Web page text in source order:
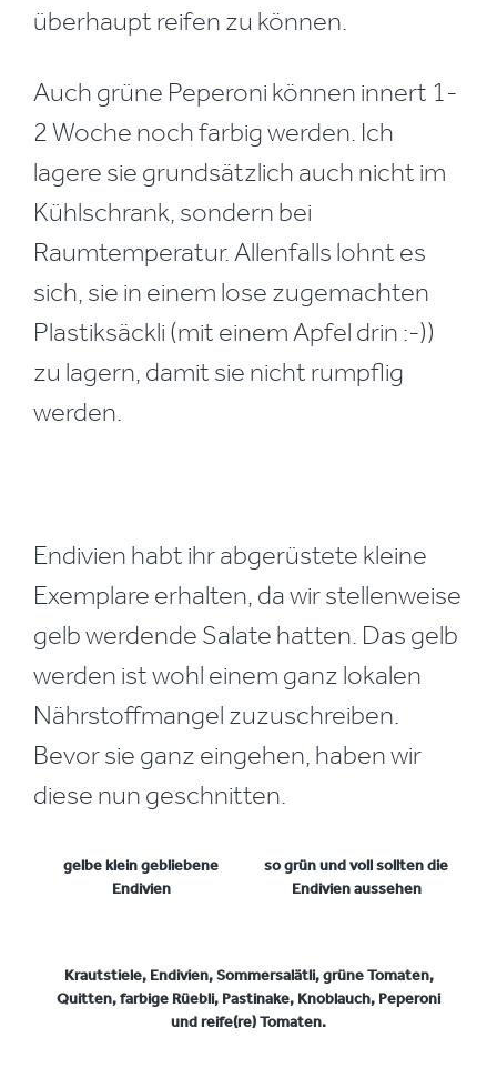
überhaupt reifen zu können.
Auch grüne Peperoni können innert 1-
2 Woche noch farbig werden. Ich
lagere sie grundsätzlich auch nicht im
Kühlschrank, sondern bei
Raumtemperatur. Allenfalls lohnt es
sich, sie in einem lose zugemachten
Plastiksäckli (mit einem Apfel drin :-))
zu lagern, damit sie nicht rumpflig
werden.
Endivien habt ihr abgerüstete kleine
Exemplare erhalten, da wir stellenweise
gelb werdende Salate hatten. Das gelb
werden ist wohl einem ganz lokalen
Nährstoffmangel zuzuschreiben.
Bevor sie ganz eingehen, haben wir
diese nun geschnitten.
gelbe klein gebliebene
Endivien
so grün und voll sollten die
Endivien aussehen
Krautstiele, Endivien, Sommersalätli, grüne Tomaten,
Quitten, farbige Rüebli, Pastinake, Knoblauch, Peperoni
und reife(re) Tomaten.